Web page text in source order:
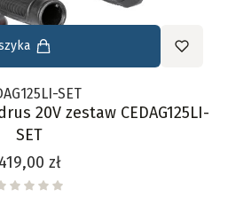
SET
20V zestaw CEDAG125LI-
SET
Cena
419,00 zł